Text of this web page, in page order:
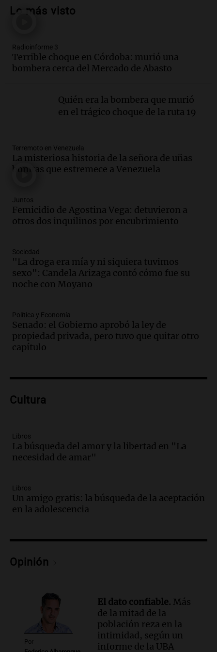
tras ser destituida
Audio.Anuncian los ganadores de
premios en Cadena 3: más de 15.000
mensajes recibidos
La Rioja inicia pago de bonos y
avanza en discusión electoral y
Episodios
Audio.Los Tekis presentaron
"Cordillera y Mar" y llenaron de
Juntos
Episodios
Audio.La Expo La Bulaye 2026
premios para los visitantes
Noticias
Episodios
Audio. Córdoba: destituyeron a la
Juntos
Episodios
Audio. Clases de tango y milonga en la
Confitería El Oriental: una propuesta
Audio.
Episodios
Audio.Cientos de fieles celebran a San
Episodios
Audio."Tiene que haber una
Club por los criaderos de perros
Episodios
y defiende sus aranceles
Panorama Federal
Episodios
Audio.México y Perú reanudan
relaciones diplomáticas tras nueve
Lo más visto
Radioinforme 3
Terrible choque en Córdoba: murió una
bombera cerca del Mercado de Abasto
Quién era la bombera que murió
en el trágico choque de la ruta 19
Terremoto en Venezuela
La misteriosa historia de la señora de uñas
bonitas que estremece a Venezuela
Juntos
Femicidio de Agostina Vega: detuvieron a
otros dos inquilinos por encubrimiento
Sociedad
"La droga era mía y ni siquiera tuvimos
sexo": Candela Arizaga contó cómo fue su
noche con Moyano
Política y Economía
Senado: el Gobierno aprobó la ley de
propiedad privada, pero tuvo que quitar otro
capítulo
Cultura
Libros
La búsqueda del amor y la libertad en "La
necesidad de amar"
Libros
Un amigo gratis: la búsqueda de la aceptación
en la adolescencia
Opinión
Por
El dato confiable. Más
de la mitad de la
población reza en la
intimidad, según un
informe de la UBA